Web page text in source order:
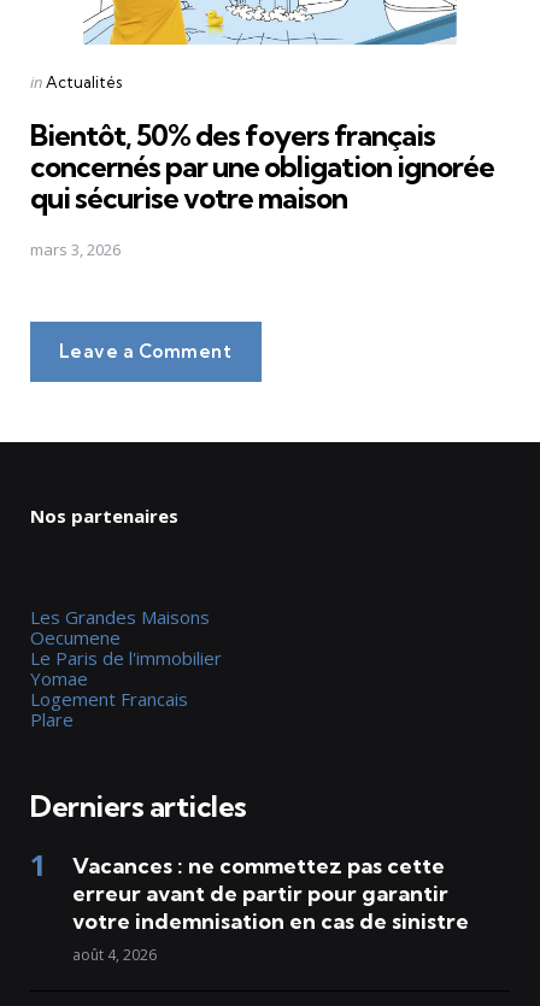
Posted
inActualités
Bientôt, 50% des foyers français
concernés par une obligation ignorée
qui sécurise votre maison
mars 3, 2026
Leave a Comment
Nos partenaires
Les Grandes Maisons
Oecumene
Le Paris de l'immobilier
Yomae
Logement Francais
Plare
Derniers articles
Vacances : ne commettez pas cette
erreur avant de partir pour garantir
votre indemnisation en cas de sinistre
août 4, 2026